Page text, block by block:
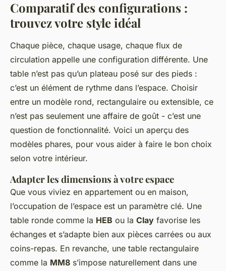
Comparatif des configurations :
trouvez votre style idéal
Chaque pièce, chaque usage, chaque flux de
circulation appelle une configuration différente. Une
table n’est pas qu’un plateau posé sur des pieds :
c’est un élément de rythme dans l’espace. Choisir
entre un modèle rond, rectangulaire ou extensible, ce
n’est pas seulement une affaire de goût - c’est une
question de fonctionnalité. Voici un aperçu des
modèles phares, pour vous aider à faire le bon choix
selon votre intérieur.
Adapter les dimensions à votre espace
Que vous viviez en appartement ou en maison,
l’occupation de l’espace est un paramètre clé. Une
table ronde comme la HEB ou la Clay favorise les
échanges et s’adapte bien aux pièces carrées ou aux
coins-repas. En revanche, une table rectangulaire
comme la MM8 s’impose naturellement dans une